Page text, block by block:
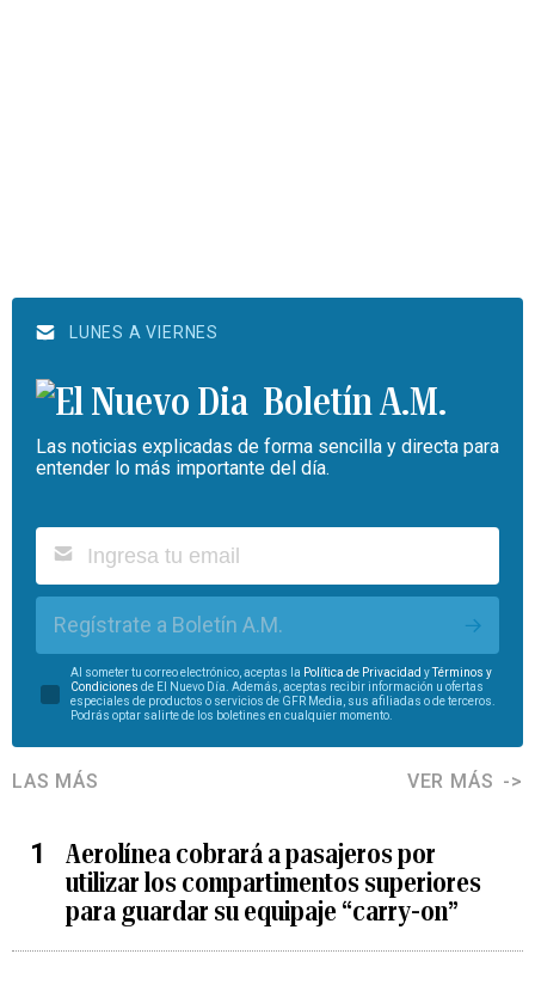
LUNES A VIERNES
Boletín A.M.
Las noticias explicadas de forma sencilla y directa para
entender lo más importante del día.
Regístrate a Boletín A.M.
Al someter tu correo electrónico, aceptas la Política de Privacidad yTérminos y
Condiciones de El Nuevo Día. Además, aceptas recibir información u ofertas
especiales de productos o servicios de GFR Media, sus afiliadas o de terceros.
Podrás optar salirte de los boletines en cualquier momento.
LAS MÁS VER MÁS
Aerolínea cobrará a pasajeros por
utilizar los compartimentos superiores
para guardar su equipaje “carry-on”